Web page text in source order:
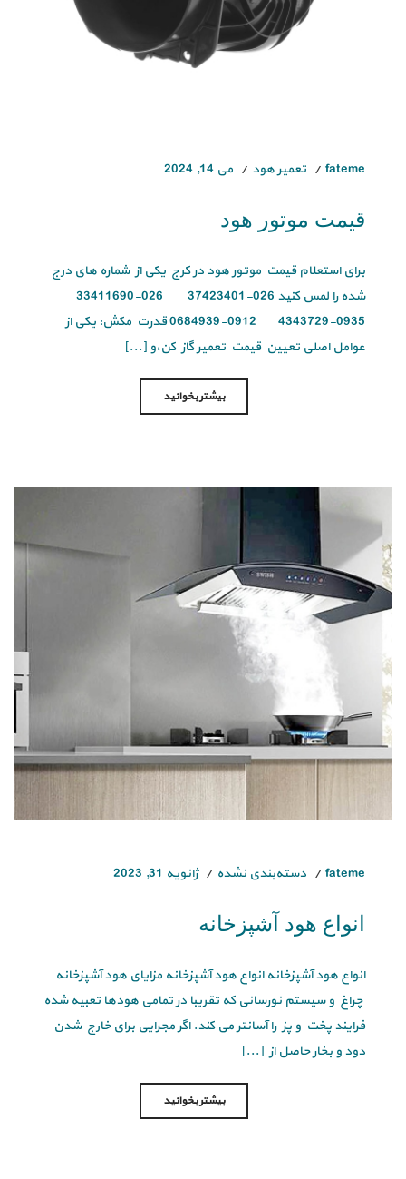
fateme تعمیر هود می 14, 2024
قیمت موتور هود
برای استعلام قیمت موتور هود در کرج یکی از شماره های درج
شده را لمس کنید 026-37423401 026-33411690
0935-4343729 0912-0684939 قدرت مکش: یکی از
عوامل اصلی تعیین قیمت تعمیر گاز کن،و [...]
بیشتر بخوانید
fateme دسته‌بندی نشده ژانویه 31, 2023
انواع هود آشپزخانه
انواع هود آشپزخانه انواع هود آشپزخانه مزایای هود آشپزخانه
چراغ و سیستم نورسانی که تقریبا در تمامی هودها تعبیه شده
فرایند پخت و پز را آسانتر می کند. اگر مجرایی برای خارج شدن
دود و بخار حاصل از [...]
بیشتر بخوانید